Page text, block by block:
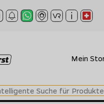
Mein